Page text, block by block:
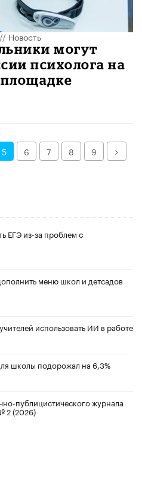
Новость
могут
психолога на
5 6 7 8 9 Далее
ЕГЭ из-за проблем с
меню школ и детсадов
использовать ИИ в работе
школы подорожал на 6,3%
публицистического журнала
2 (2026)